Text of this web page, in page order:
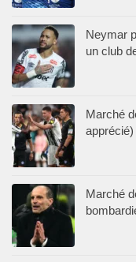
Neymar
un club
Marché
Marché